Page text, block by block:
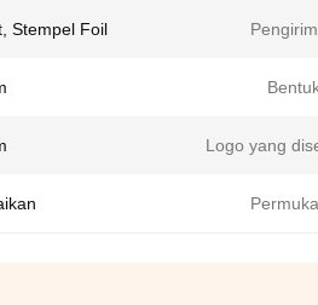
Stempel Foil
Logo yang